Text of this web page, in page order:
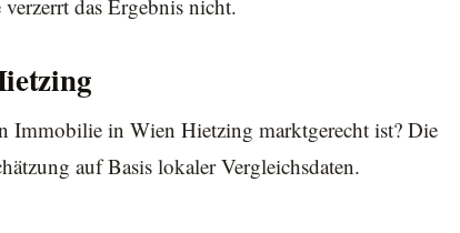
das Ergebnis nicht.
Immobilie in Wien Hietzing marktgerecht ist? Die
auf Basis lokaler Vergleichsdaten.